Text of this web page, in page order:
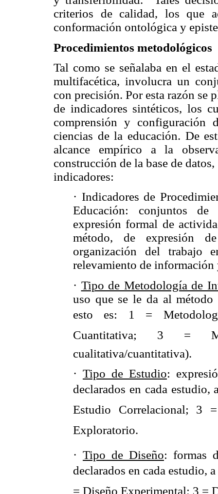
criterios de calidad, los que
conformación ontológica y
Procedimientos metodológicos
Tal como se señalaba en el
multifacética, involucra un
con precisión. Por esta razón se
de indicadores sintéticos, los
comprensión y configuración
ciencias de la educación. De
alcance empírico a la
construcción de la base de
indicadores:
· Indicadores de
Educación: conjuntos de
expresión formal de
método, de expresión
organización del trabajo
relevamiento de información
· Tipo de Metodología de
uso que se le da al
esto es: 1 =
Cuantitativa; 3 =
cualitativa/cuantitativa).
· Tipo de Estudio:
declarados en cada estudio,
Estudio Correlacional; 3
Exploratorio.
· Tipo de Diseño: formas
declarados en cada estudio,
= Diseño Experimental; 3 =